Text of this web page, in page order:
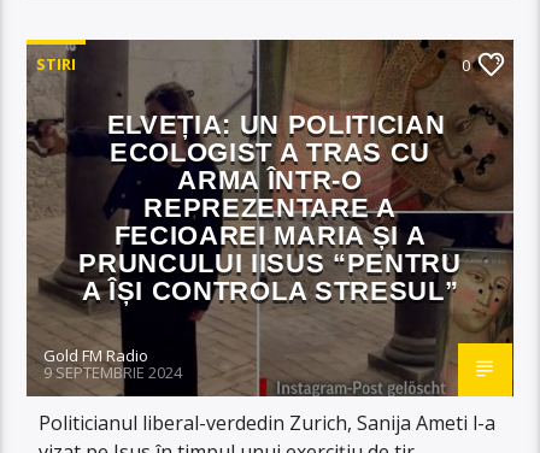
STIRI 0
ELVEȚIA: UN POLITICIAN
ECOLOGIST A TRAS CU
ARMA ÎNTR-O
REPREZENTARE A
FECIOAREI MARIA ȘI A
PRUNCULUI IISUS “PENTRU
A ÎȘI CONTROLA STRESUL”
Gold FM Radio
9 SEPTEMBRIE 2024
Politicianul liberal-verdedin Zurich, Sanija Ameti l-a